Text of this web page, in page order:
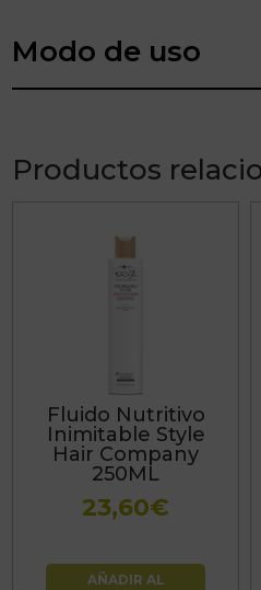
Modo de uso
Productos
Fluido Nutritivo
Inimitable Style
Hair Company
250ML
23,60€
AÑADIR AL